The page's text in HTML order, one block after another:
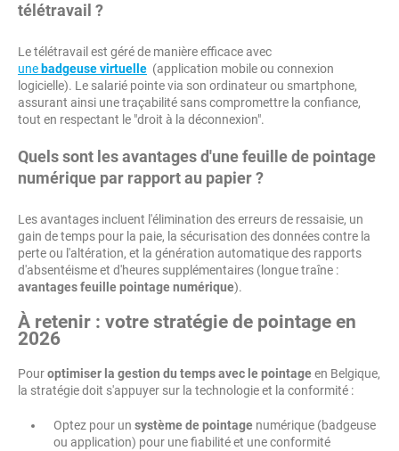
télétravail ?
Le télétravail est géré de manière efficace avec
une badgeuse virtuelle (application mobile ou connexion
logicielle). Le salarié pointe via son ordinateur ou smartphone,
assurant ainsi une traçabilité sans compromettre la confiance,
tout en respectant le "droit à la déconnexion".
Quels sont les avantages d'une feuille de pointage
numérique par rapport au papier ?
Les avantages incluent l'élimination des erreurs de ressaisie, un
gain de temps pour la paie, la sécurisation des données contre la
perte ou l'altération, et la génération automatique des rapports
d'absentéisme et d'heures supplémentaires (longue traîne :
avantages feuille pointage numérique).
À retenir : votre stratégie de pointage en
2026
Pouroptimiser la gestion du temps avec le pointageen Belgique,
la stratégie doit s'appuyer sur la technologie et la conformité :
Optez pour un système de pointage numérique (badgeuse
ou application) pour une fiabilité et une conformité